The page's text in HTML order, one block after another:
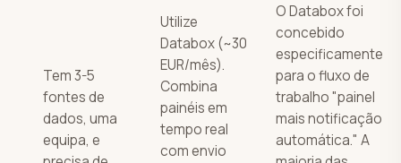
Tem 3-5
fontes de
dados, uma
equipa, e
Utilize
Databox (~30
EUR/mês).
Combina
painéis em
tempo real
com envio
O Databox foi
concebido
especificamente
para o fluxo de
trabalho "painel
mais notificação
automática." A